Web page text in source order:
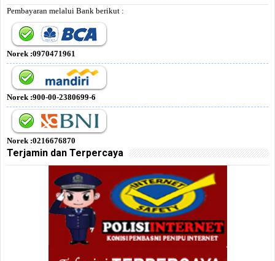
Pembayaran melalui Bank berikut :
Norek :0970471961
Norek :900-00-2380699-6
Norek :0216676870
Terjamin dan Terpercaya